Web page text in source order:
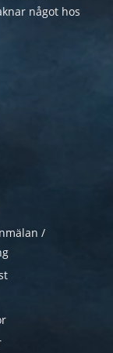
något hos
/